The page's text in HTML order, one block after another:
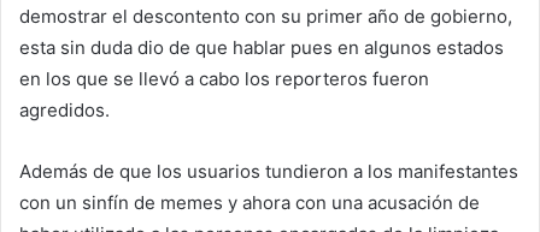
demostrar el descontento con su primer año de gobierno,
esta sin duda dio de que hablar pues en algunos estados
en los que se llevó a cabo los reporteros fueron
agredidos.
Además de que los usuarios tundieron a los manifestantes
con un sinfín de memes y ahora con una acusación de